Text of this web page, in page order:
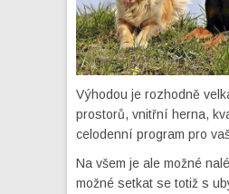
Výhodou je rozhodně
prostorů, vnitřní herna,
celodenní program pro
Na všem je ale možné
možné setkat se totiž s